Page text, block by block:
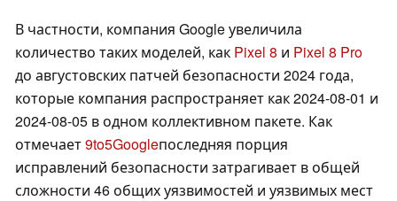
В частности, компания Google увеличила
количество таких моделей, как Pixel 8 и Pixel 8 Pro
до августовских патчей безопасности 2024 года,
которые компания распространяет как 2024-08-01 и
2024-08-05 в одном коллективном пакете. Как
отмечает9to5Googleпоследняя порция
исправлений безопасности затрагивает в общей
сложности 46 общих уязвимостей и уязвимых мест